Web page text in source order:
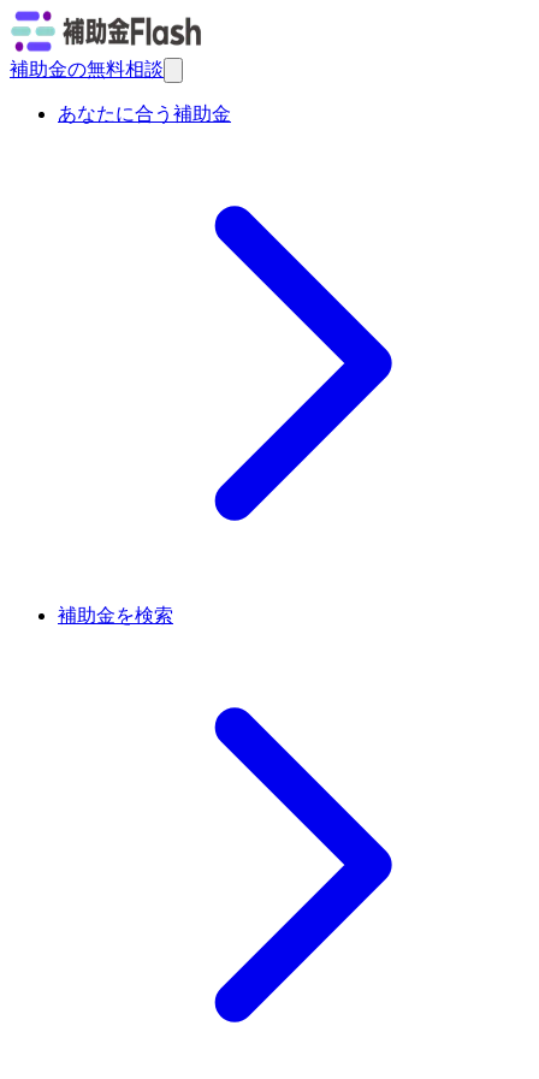
補助金の無料相談
あなたに合う補助金
補助金を検索